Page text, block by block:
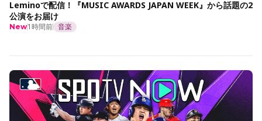
Leminoで配信！『MUSIC AWARDS JAPAN WEEK』から話題の2
公演をお届け
New1時間前 音楽